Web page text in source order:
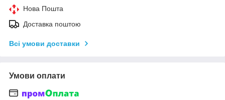
Нова Пошта
Доставка поштою
Всі умови доставки
Умови оплати